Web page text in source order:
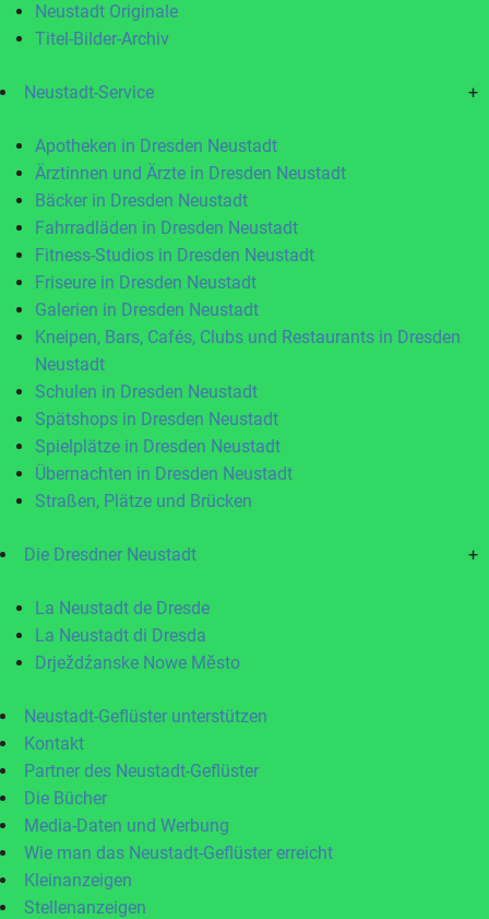
Neustadt Originale
Titel-Bilder-Archiv
Neustadt-Service +
Apotheken in Dresden Neustadt
Ärztinnen und Ärzte in Dresden Neustadt
Bäcker in Dresden Neustadt
Fahrradläden in Dresden Neustadt
Fitness-Studios in Dresden Neustadt
Friseure in Dresden Neustadt
Galerien in Dresden Neustadt
Kneipen, Bars, Cafés, Clubs und Restaurants in Dresden
Neustadt
Schulen in Dresden Neustadt
Spätshops in Dresden Neustadt
Spielplätze in Dresden Neustadt
Übernachten in Dresden Neustadt
Straßen, Plätze und Brücken
Die Dresdner Neustadt +
La Neustadt de Dresde
La Neustadt di Dresda
Drježdźanske Nowe Město
Neustadt-Geflüster unterstützen
Kontakt
Partner des Neustadt-Geflüster
Die Bücher
Media-Daten und Werbung
Wie man das Neustadt-Geflüster erreicht
Kleinanzeigen
Stellenanzeigen